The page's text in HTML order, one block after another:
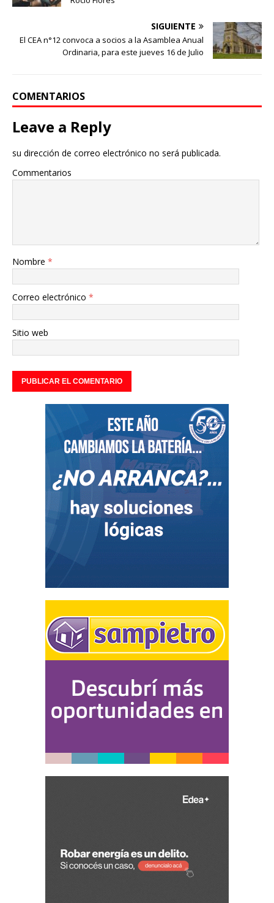
SIGUIENTE
El CEA n°12 convoca a socios a la Asamblea Anual
Ordinaria, para este jueves 16 de Julio
COMENTARIOS
Leave a Reply
su dirección de correo electrónico no será publicada.
Commentarios
Nombre *
Correo electrónico *
Sitio web